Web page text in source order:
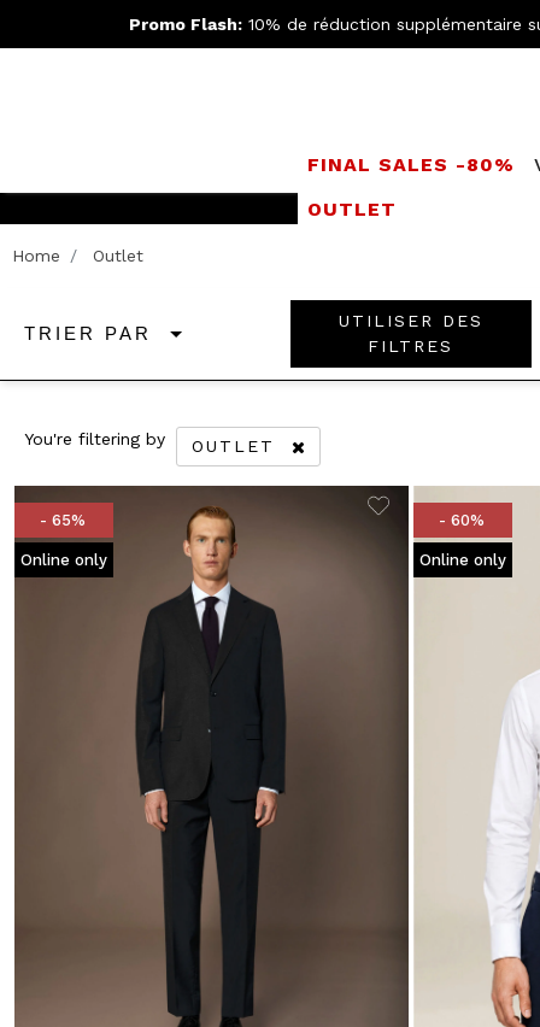
Promo Flash: 10% de réduction supplémentaire
FINAL SALES -80%
OUTLETRejoignez le
Home Outlet
TRIER PAR
UTILISER DES
FILTRES
You're filtering by
OUTLET
REMOVE FILTER CURRENTLY
- 65%
Online only
- 60%
Online only